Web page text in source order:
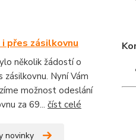
přes zásilkovnu
několik žádostí o
Nyní Vám
možnost odeslání
za 69... číst celé
novinky